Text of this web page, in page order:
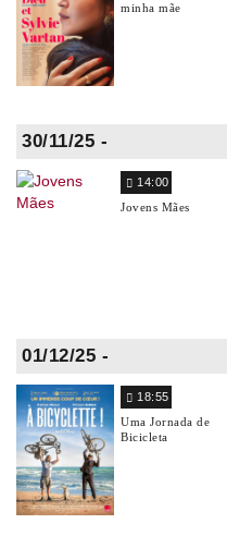
minha mãe
30/11/25 -
14:00
Jovens Mães
01/12/25 -
18:55
Uma Jornada de
Bicicleta